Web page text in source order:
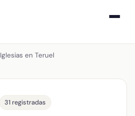
Iglesias en Teruel
31 registradas